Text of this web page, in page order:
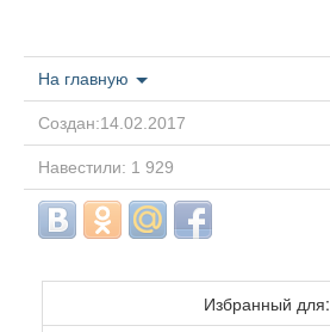
На главную
Создан:14.02.2017
Навестили: 1 929
Избранный для: